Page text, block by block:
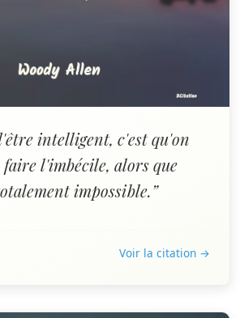
intelligent, c'est qu'on
l'imbécile, alors que
impossible.”
Voir la citation →